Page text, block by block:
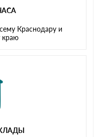
Краснодару и
краю